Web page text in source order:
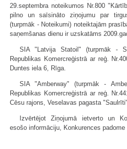
29.septembra noteikumos Nr.800
pilno un saīsināto ziņojumu par
(turpmāk - Noteikumi) noteiktajām
saņemšanas dienu ir uzskatāms
SIA "Latvija Statoil" (turpmāk -
Republikas Komercreģistrā ar reģ.
Duntes iela 6, Rīga.
SIA "Amberway" (turpmāk -
Republikas Komercreģistrā ar reģ.
Cēsu rajons, Veselavas pagasta
Izvērtējot Ziņojumā ietverto un
esošo informāciju, Konkurences padome